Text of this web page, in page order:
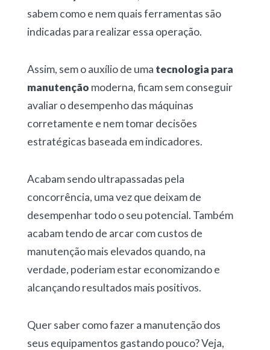
sabem como e nem quais ferramentas são
indicadas para realizar essa operação.
Assim, sem o auxílio de uma tecnologia para
manutenção moderna, ficam sem conseguir
avaliar o desempenho das máquinas
corretamente e nem tomar decisões
estratégicas baseada em indicadores.
Acabam sendo ultrapassadas pela
concorrência, uma vez que deixam de
desempenhar todo o seu potencial. Também
acabam tendo de arcar com custos de
manutenção mais elevados quando, na
verdade, poderiam estar economizando e
alcançando resultados mais positivos.
Quer saber como fazer a manutenção dos
seus equipamentos gastando pouco? Veja,